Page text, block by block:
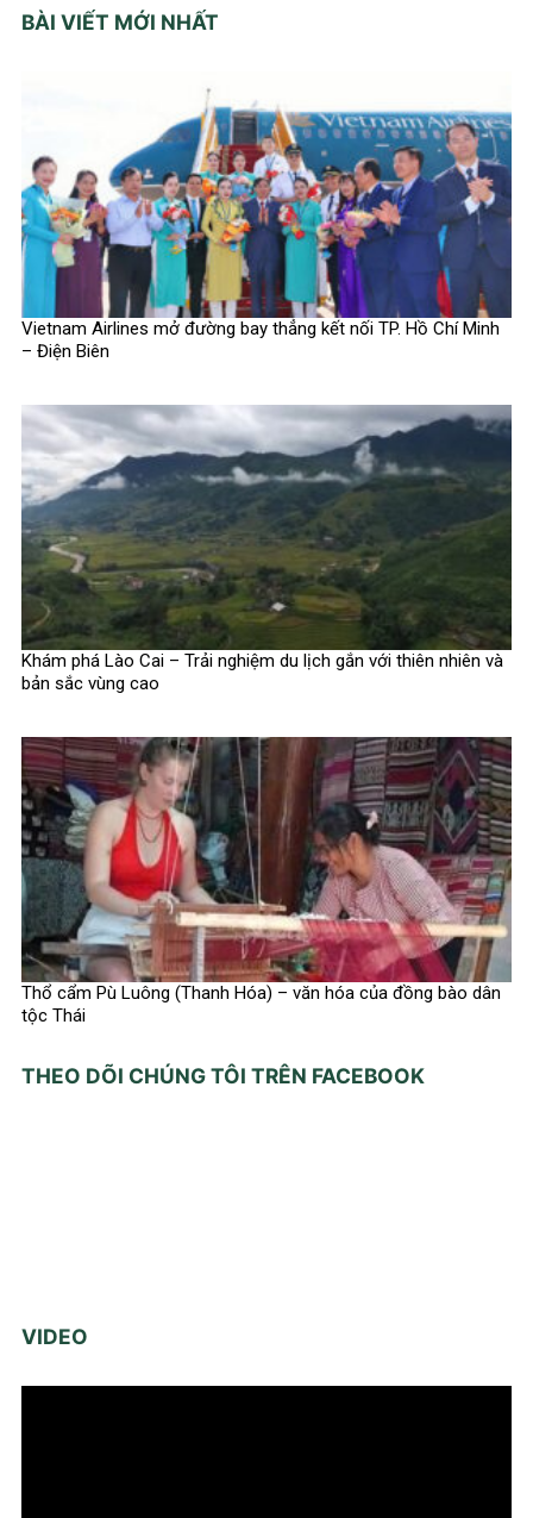
BÀI VIẾT MỚI NHẤT
Vietnam Airlines mở đường bay thẳng kết nối TP. Hồ Chí Minh
– Điện Biên
Khám phá Lào Cai – Trải nghiệm du lịch gắn với thiên nhiên và
bản sắc vùng cao
Thổ cẩm Pù Luông (Thanh Hóa) – văn hóa của đồng bào dân
tộc Thái
THEO DÕI CHÚNG TÔI TRÊN FACEBOOK
VIDEO